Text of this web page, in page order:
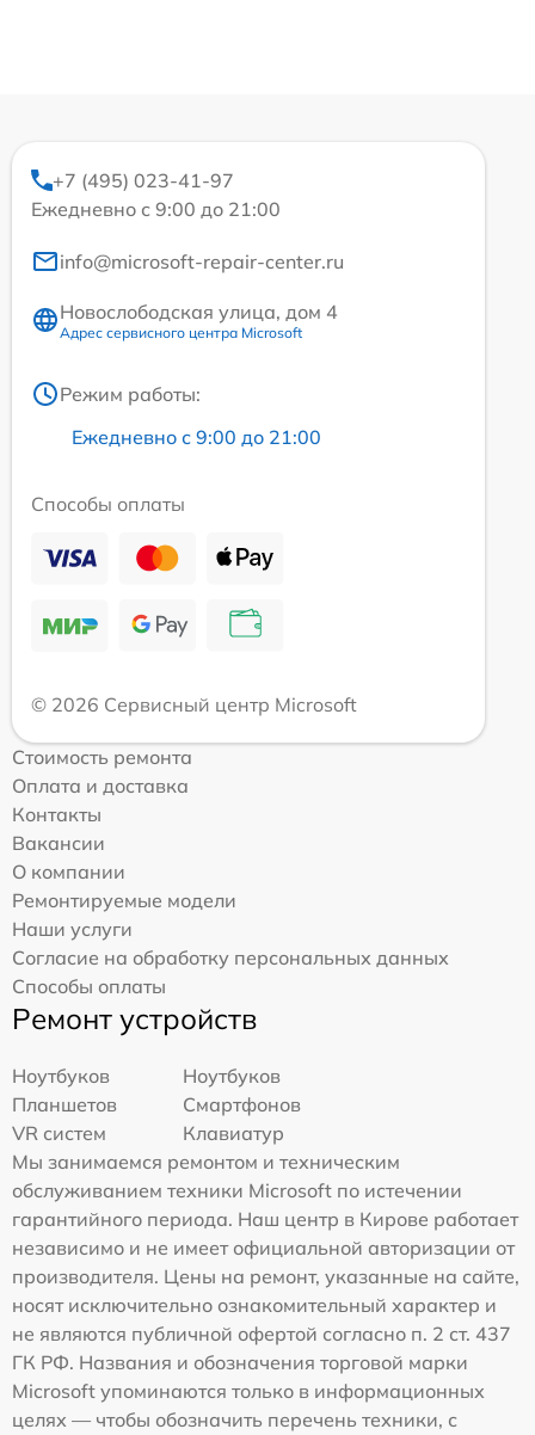
+7 (495) 023-41-97
Ежедневно с 9:00 до 21:00
info@microsoft-repair-center.ru
Новослободская улица, дом 4
Адрес сервисного центра Microsoft
Режим работы:
Ежедневно с 9:00 до 21:00
Способы оплаты
© 2026 Сервисный центр Microsoft
Стоимость ремонта
Оплата и доставка
Контакты
Вакансии
О компании
Ремонтируемые модели
Наши услуги
Согласие на обработку персональных данных
Способы оплаты
Ремонт устройств
Ноутбуков
Ноутбуков
Планшетов
Смартфонов
VR систем
Клавиатур
Мы занимаемся ремонтом и техническим
обслуживанием техники Microsoft по истечении
гарантийного периода. Наш центр в Кирове работает
независимо и не имеет официальной авторизации от
производителя. Цены на ремонт, указанные на сайте,
носят исключительно ознакомительный характер и
не являются публичной офертой согласно п. 2 ст. 437
ГК РФ. Названия и обозначения торговой марки
Microsoft упоминаются только в информационных
целях — чтобы обозначить перечень техники, с